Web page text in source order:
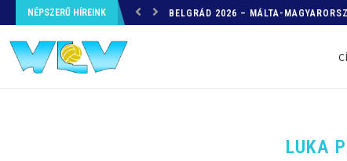
NÉPSZERŰ HÍREINK HELYZETKÉP AZ EB-RŐL – A TOVÁBBI
LUKA